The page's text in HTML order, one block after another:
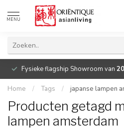
MENU
Fysieke flagship Showroom van
Home / Tags / japanse lampen
Producten getagd
lampen amsterdam